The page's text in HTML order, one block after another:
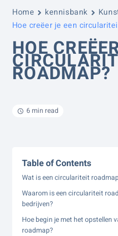
Home kennisbank
Hoe creëer je een
HOE
ROADMAP?
6 min read
Table of Contents
Wat is een circulariteit
Waarom is een circulariteit
bedrijven?
Hoe begin je met het opstellen
roadmap?